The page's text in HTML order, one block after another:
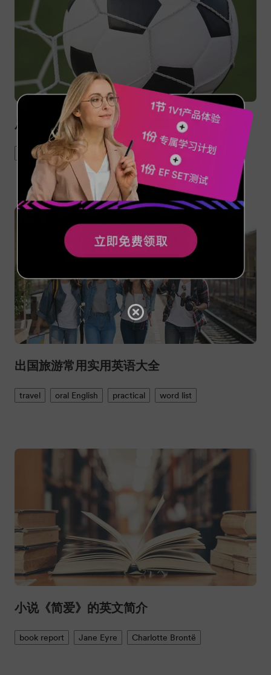
足球英语：主场与客场怎么说？
football game home team sports English
出国旅游常用实用英语大全
travel oral English practical word list
小说《简爱》的英文简介
book report Jane Eyre Charlotte Brontë